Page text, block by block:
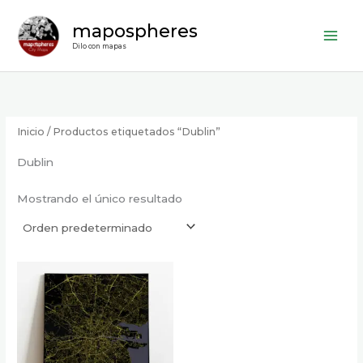
contenido
mapospheres
Dilo con mapas
Inicio / Productos etiquetados “Dublin”
Dublin
Mostrando el único resultado